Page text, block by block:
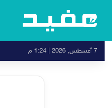
7 أغسطس, 2026 | 1:24 م